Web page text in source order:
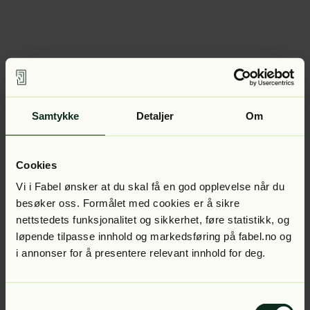
Samtykke Detaljer Om
Cookies
Vi i Fabel ønsker at du skal få en god opplevelse når du
besøker oss. Formålet med cookies er å sikre
nettstedets funksjonalitet og sikkerhet, føre statistikk, og
løpende tilpasse innhold og markedsføring på fabel.no og
i annonser for å presentere relevant innhold for deg.